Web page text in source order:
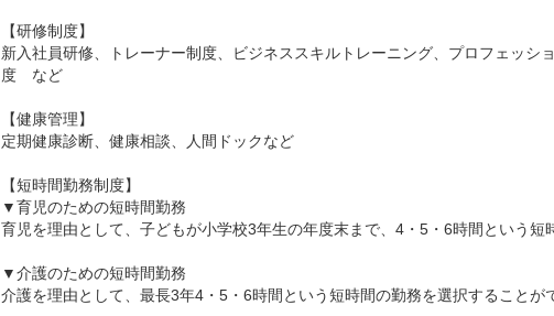
【研修制度】
新入社員研修、トレーナー制度、ビジネススキルトレーニング、プロフェッシ
度　など
【健康管理】
定期健康診断、健康相談、人間ドックなど
【短時間勤務制度】
▼育児のための短時間勤務
育児を理由として、子どもが小学校3年生の年度末まで、4・5・6時間という
▼介護のための短時間勤務
介護を理由として、最長3年4・5・6時間という短時間の勤務を選択することが